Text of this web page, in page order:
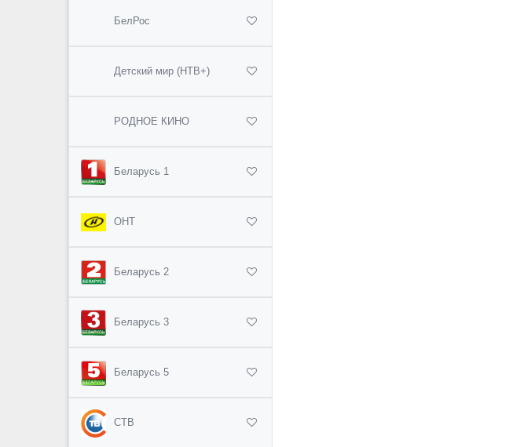
БелРос
Детский мир (НТВ+)
РОДНОЕ КИНО
Беларусь 1
ОНТ
Беларусь 2
Беларусь 3
Беларусь 5
СТВ